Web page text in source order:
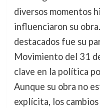
diversos momentos
influenciaron su
destacados fue su
Movimiento del 31
clave en la política
Aunque su obra no
explícita, los